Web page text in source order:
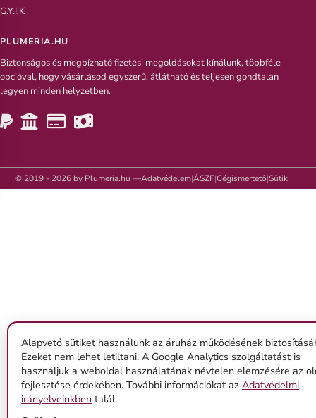
G.Y.I.K
PLUMERIA.HU
Biztonságos és megbízható fizetési megoldásokat kínálunk, többféle
opcióval, hogy vásárlásod egyszerű, átlátható és teljesen gondtalan
legyen minden helyzetben.
© 2019 - 2026 by Plumeria.hu —Adatvédelem|ÁSZF|Cégismertető|Sütik
Alapvető sütiket használunk az áruház működésének
Ezeket nem lehet letiltani. A Google Analytics szolgáltatást is
használjuk a weboldal használatának névtelen elemzésére az
fejlesztése érdekében. További információkat az Adatvédelmi
irányelveinkben talál.